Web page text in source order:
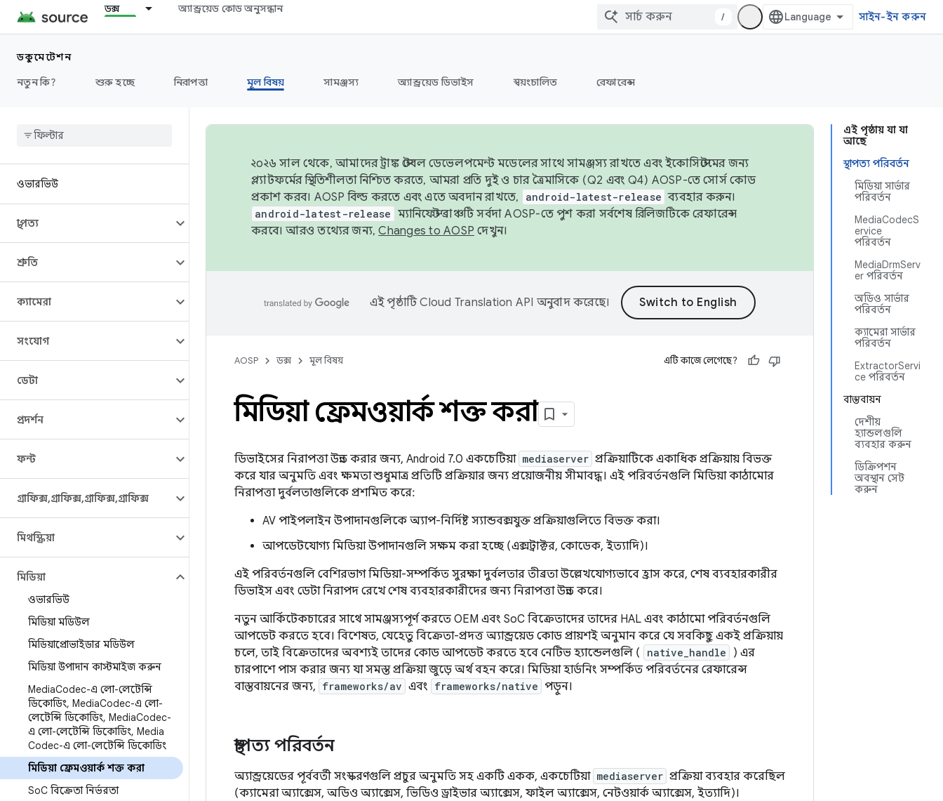
ডক্স অ্যান্ড্রয়েড কোড অনুসন্ধান
/ সাইন-ইন করুন
ডকুমেন্টেশন
নতুন কি?
শুরু হচ্ছে নিরাপত্তা মূল বিষয় সামঞ্জস্য অ্যান্ড্রয়েড ডিভাইস স্বয়ংচালিত রেফারেন্স
ওভারভিউ
স্থাপত্য
শ্রুতি
ক্যামেরা
সংযোগ
ডেটা
প্রদর্শন
ফন্ট
গ্রাফিক্স,গ্রাফিক্স,গ্রাফিক্স,গ্রাফিক্স
মিথস্ক্রিয়া
মিডিয়া
ওভারভিউ
মিডিয়া মডিউল
মিডিয়াপ্রোভাইডার মডিউল
মিডিয়া উপাদান কাস্টমাইজ করুন
MediaCodec-এ লো-লেটেন্সি
ডিকোডিং, MediaCodec-এ লো-
লেটেন্সি ডিকোডিং, MediaCodec-
এ লো-লেটেন্সি ডিকোডিং, Media
Codec-এ লো-লেটেন্সি ডিকোডিং
মিডিয়া ফ্রেমওয়ার্ক শক্ত করা
SoC বিক্রেতা নির্ভরতা
এই পৃষ্ঠায় যা যা
আছে
স্থাপত্য পরিবর্তন
মিডিয়া সার্ভার
পরিবর্তন
MediaCodecS
ervice
পরিবর্তন
MediaDrmServ
er পরিবর্তন
অডিও সার্ভার
পরিবর্তন
ক্যামেরা সার্ভার
পরিবর্তন
ExtractorServi
ce পরিবর্তন
বাস্তবায়ন
দেশীয়
হ্যান্ডলগুলি
ব্যবহার করুন
ডিক্রিপশন
অবস্থান সেট
করুন
২০২৬ সাল থেকে, আমাদের ট্রাঙ্ক স্টেবল ডেভেলপমেন্ট মডেলের সাথে সামঞ্জস্য রাখতে এবং ইকোসিস্টেমের জন্য
প্ল্যাটফর্মের স্থিতিশীলতা নিশ্চিত করতে, আমরা প্রতি দুই ও চার ত্রৈমাসিকে (Q2 এবং Q4) AOSP-তে সোর্স কোড
প্রকাশ করব। AOSP বিল্ড করতে এবং এতে অবদান রাখতে,
android-latest-release ব্যবহার করুন।
android-latest-release ম্যানিফেস্ট ব্রাঞ্চটি সর্বদা AOSP-তে পুশ করা সর্বশেষ রিলিজটিকে রেফারেন্স
করবে। আরও তথ্যের জন্য,Changes to AOSP দেখুন।
এই পৃষ্ঠাটিCloud Translation API অনুবাদ করেছে।
AOSP ডক্স মূল বিষয় এটি কাজে লেগেছে?
মিডিয়া ফ্রেমওয়ার্ক শক্ত করা
ডিভাইসের নিরাপত্তা উন্নত করার জন্য, Android 7.0 একচেটিয়া mediaserver প্রক্রিয়াটিকে একাধিক প্রক্রিয়ায় বিভক্ত
করে যার অনুমতি এবং ক্ষমতা শুধুমাত্র প্রতিটি প্রক্রিয়ার জন্য প্রয়োজনীয় সীমাবদ্ধ। এই পরিবর্তনগুলি মিডিয়া কাঠামোর
নিরাপত্তা দুর্বলতাগুলিকে প্রশমিত করে:
AV পাইপলাইন উপাদানগুলিকে অ্যাপ-নির্দিষ্ট স্যান্ডবক্সযুক্ত প্রক্রিয়াগুলিতে বিভক্ত করা।
আপডেটযোগ্য মিডিয়া উপাদানগুলি সক্ষম করা হচ্ছে (এক্সট্রাক্টর, কোডেক, ইত্যাদি)।
এই পরিবর্তনগুলি বেশিরভাগ মিডিয়া-সম্পর্কিত সুরক্ষা দুর্বলতার তীব্রতা উল্লেখযোগ্যভাবে হ্রাস করে, শেষ ব্যবহারকারীর
ডিভাইস এবং ডেটা নিরাপদ রেখে শেষ ব্যবহারকারীদের জন্য নিরাপত্তা উন্নত করে।
নতুন আর্কিটেকচারের সাথে সামঞ্জস্যপূর্ণ করতে OEM এবং SoC বিক্রেতাদের তাদের HAL এবং কাঠামো পরিবর্তনগুলি
আপডেট করতে হবে। বিশেষত, যেহেতু বিক্রেতা-প্রদত্ত অ্যান্ড্রয়েড কোড প্রায়শই অনুমান করে যে সবকিছু একই প্রক্রিয়ায়
চলে, তাই বিক্রেতাদের অবশ্যই তাদের কোড আপডেট করতে হবে নেটিভ হ্যান্ডেলগুলি (
native_handle
) এর
চারপাশে পাস করার জন্য যা সমস্ত প্রক্রিয়া জুড়ে অর্থ বহন করে। মিডিয়া হার্ডনিং সম্পর্কিত পরিবর্তনের রেফারেন্স
বাস্তবায়নের জন্য, frameworks/av এবং frameworks/native পড়ুন।
স্থাপত্য পরিবর্তন
অ্যান্ড্রয়েডের পূর্ববর্তী সংস্করণগুলি প্রচুর অনুমতি সহ একটি একক, একচেটিয়া mediaserver প্রক্রিয়া ব্যবহার করেছিল
(ক্যামেরা অ্যাক্সেস, অডিও অ্যাক্সেস, ভিডিও ড্রাইভার অ্যাক্সেস, ফাইল অ্যাক্সেস, নেটওয়ার্ক অ্যাক্সেস, ইত্যাদি)।